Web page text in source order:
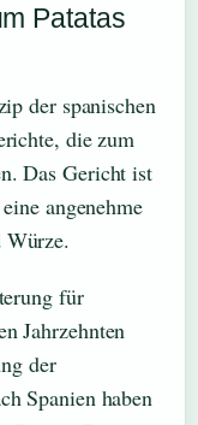
Patatas
der spanischen
die zum
Das Gericht ist
angenehme
für
Jahrzehnten
der
Spanien haben